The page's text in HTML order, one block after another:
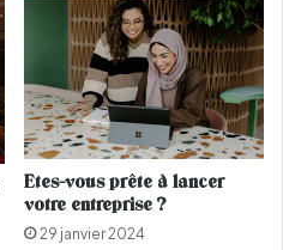
Etes-vous prête à lancer
votre entreprise ?
29 janvier 2024